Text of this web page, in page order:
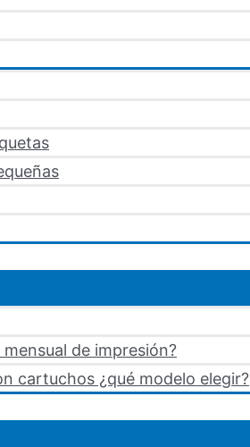
de impresión?
cartuchos ¿qué modelo elegir?